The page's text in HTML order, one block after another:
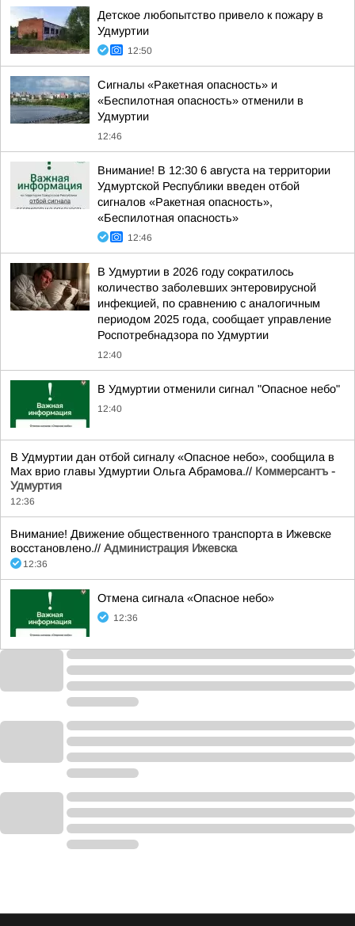
Детское любопытство привело к пожару в
Удмуртии
12:50
Сигналы «Ракетная опасность» и
«Беспилотная опасность» отменили в
Удмуртии
12:46
Внимание! В 12:30 6 августа на территории
Удмуртской Республики введен отбой
сигналов «Ракетная опасность»,
«Беспилотная опасность»
12:46
В Удмуртии в 2026 году сократилось
количество заболевших энтеровирусной
инфекцией, по сравнению с аналогичным
периодом 2025 года, сообщает управление
Роспотребнадзора по Удмуртии
12:40
В Удмуртии отменили сигнал "Опасное небо"
12:40
В Удмуртии дан отбой сигналу «Опасное небо», сообщила в
Мах врио главы Удмуртии Ольга Абрамова.// Коммерсантъ -
Удмуртия
12:36
Внимание! Движение общественного транспорта в Ижевске
восстановлено.// Администрация Ижевска
12:36
Отмена сигнала «Опасное небо»
12:36